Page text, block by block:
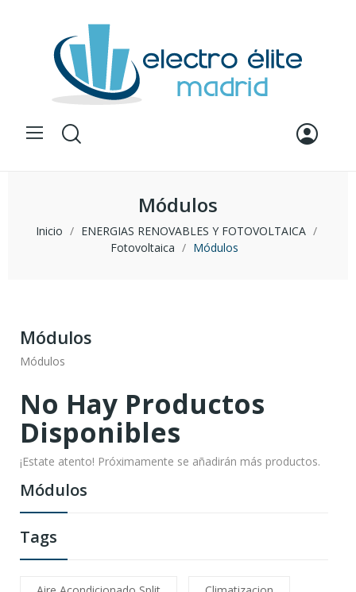
Módulos
Inicio
ENERGIAS RENOVABLES Y FOTOVOLTAICA
Fotovoltaica
Módulos
Módulos
Tags
Módulos
Módulos
No Hay Productos
Disponibles
¡Estate atento! Próximamente se añadirán más productos.